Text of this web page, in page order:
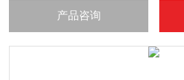
产品咨询